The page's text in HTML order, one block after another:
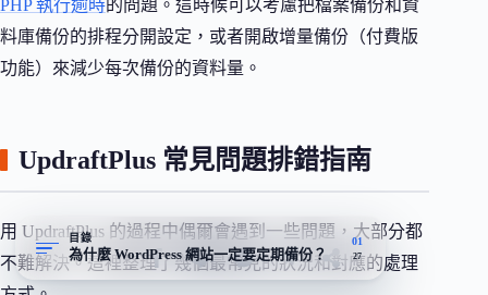
PHP 執行逾時的問題。這時候可以考慮把檔案備份和資
料庫備份的排程分開設定，或者開啟增量備份（付費版
功能）來減少每次備份的資料量。
UpdraftPlus 常見問題排錯指南
用 UpdraftPlus 的過程中偶爾會遇到一些問題，大部分都
不難解決。這裡整理了幾個最常見的狀況和對應的處理
目錄
為什麼 WordPress 網站一定要定期備份？
01
27